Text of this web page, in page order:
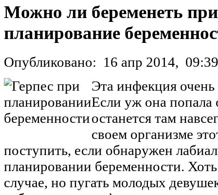
Можно ли беременеть
планирование
Опубликовано: 16 апр 2014, 09:39
Эта инфекция очень
Если уж она попала
останется там
своем организме
поступить, если обнаружен
планировании беременности.
случае, но пугать молодых